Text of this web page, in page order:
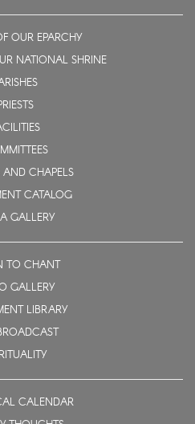
OUR EPARCHY
NATIONAL SHRINE
AND CHAPELS
CATALOG
GALLERY
TO CHANT
GALLERY
LIBRARY
CALENDAR